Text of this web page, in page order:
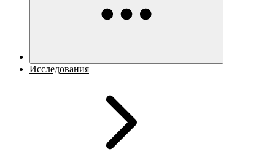
Исследования